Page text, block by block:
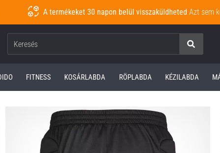
A termékeket 30 napon belül visszaküldheted Azt sem
Keresés
FITNESS KOSÁRLABDA RÖPLABDA KÉZILABDA